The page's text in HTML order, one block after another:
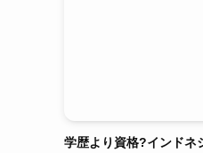
学歴より資格?インドネ